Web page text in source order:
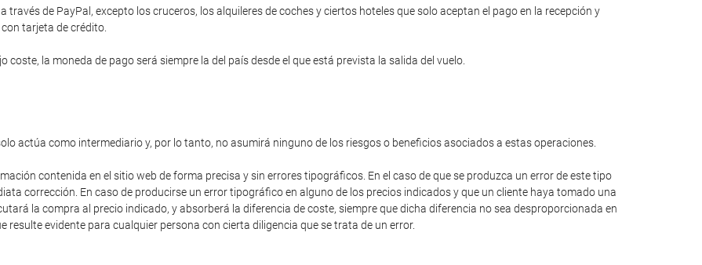
de PayPal, excepto los cruceros, los alquileres de coches y ciertos hoteles que solo aceptan el pago en la recepción y
tarjeta de crédito.
la moneda de pago será siempre la del país desde el que está prevista la salida del vuelo.
actúa como intermediario y, por lo tanto, no asumirá ninguno de los riesgos o beneficios asociados a estas operaciones.
contenida en el sitio web de forma precisa y sin errores tipográficos. En el caso de que se produzca un error de este tipo
corrección. En caso de producirse un error tipográfico en alguno de los precios indicados y que un cliente haya tomado una
la compra al precio indicado, y absorberá la diferencia de coste, siempre que dicha diferencia no sea desproporcionada en
resulte evidente para cualquier persona con cierta diligencia que se trata de un error.